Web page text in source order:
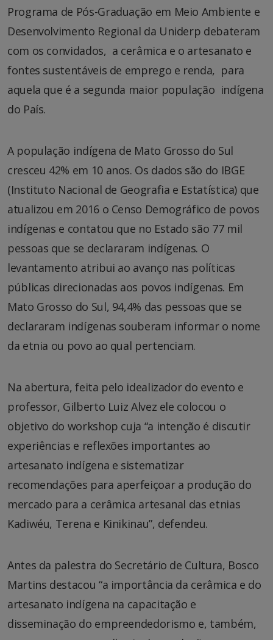
Programa de Pós-Graduação em Meio Ambiente e
Desenvolvimento Regional da Uniderp debateram
com os convidados, a cerâmica e o artesanato e
fontes sustentáveis de emprego e renda, para
aquela que é a segunda maior população indígena
do País.
A população indígena de Mato Grosso do Sul
cresceu 42% em 10 anos. Os dados são do IBGE
(Instituto Nacional de Geografia e Estatística) que
atualizou em 2016 o Censo Demográfico de povos
indígenas e contatou que no Estado são 77 mil
pessoas que se declararam indígenas. O
levantamento atribui ao avanço nas políticas
públicas direcionadas aos povos indígenas. Em
Mato Grosso do Sul, 94,4% das pessoas que se
declararam indígenas souberam informar o nome
da etnia ou povo ao qual pertenciam.
Na abertura, feita pelo idealizador do evento e
professor, Gilberto Luiz Alvez ele colocou o
objetivo do workshop cuja “a intenção é discutir
experiências e reflexões importantes ao
artesanato indígena e sistematizar
recomendações para aperfeiçoar a produção do
mercado para a cerâmica artesanal das etnias
Kadiwéu, Terena e Kinikinau”, defendeu.
Antes da palestra do Secretário de Cultura, Bosco
Martins destacou “a importância da cerâmica e do
artesanato indígena na capacitação e
disseminação do empreendedorismo e, também,